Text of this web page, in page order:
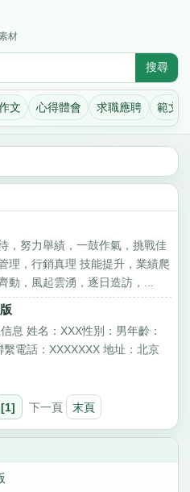
材
文 心得體會 求職應聘 範文
，努力舉績，一鼓作氣，挑戰佳
理，行銷真理 技能提升，業績爬
動，風起雲湧，逐日造訪，...
息 姓名：XXX性別：男年齡：
電話：XXXXXXX 地址：北京
[1] 下一頁 末頁